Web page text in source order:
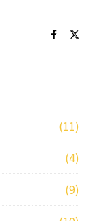
(11)
(4)
(9)